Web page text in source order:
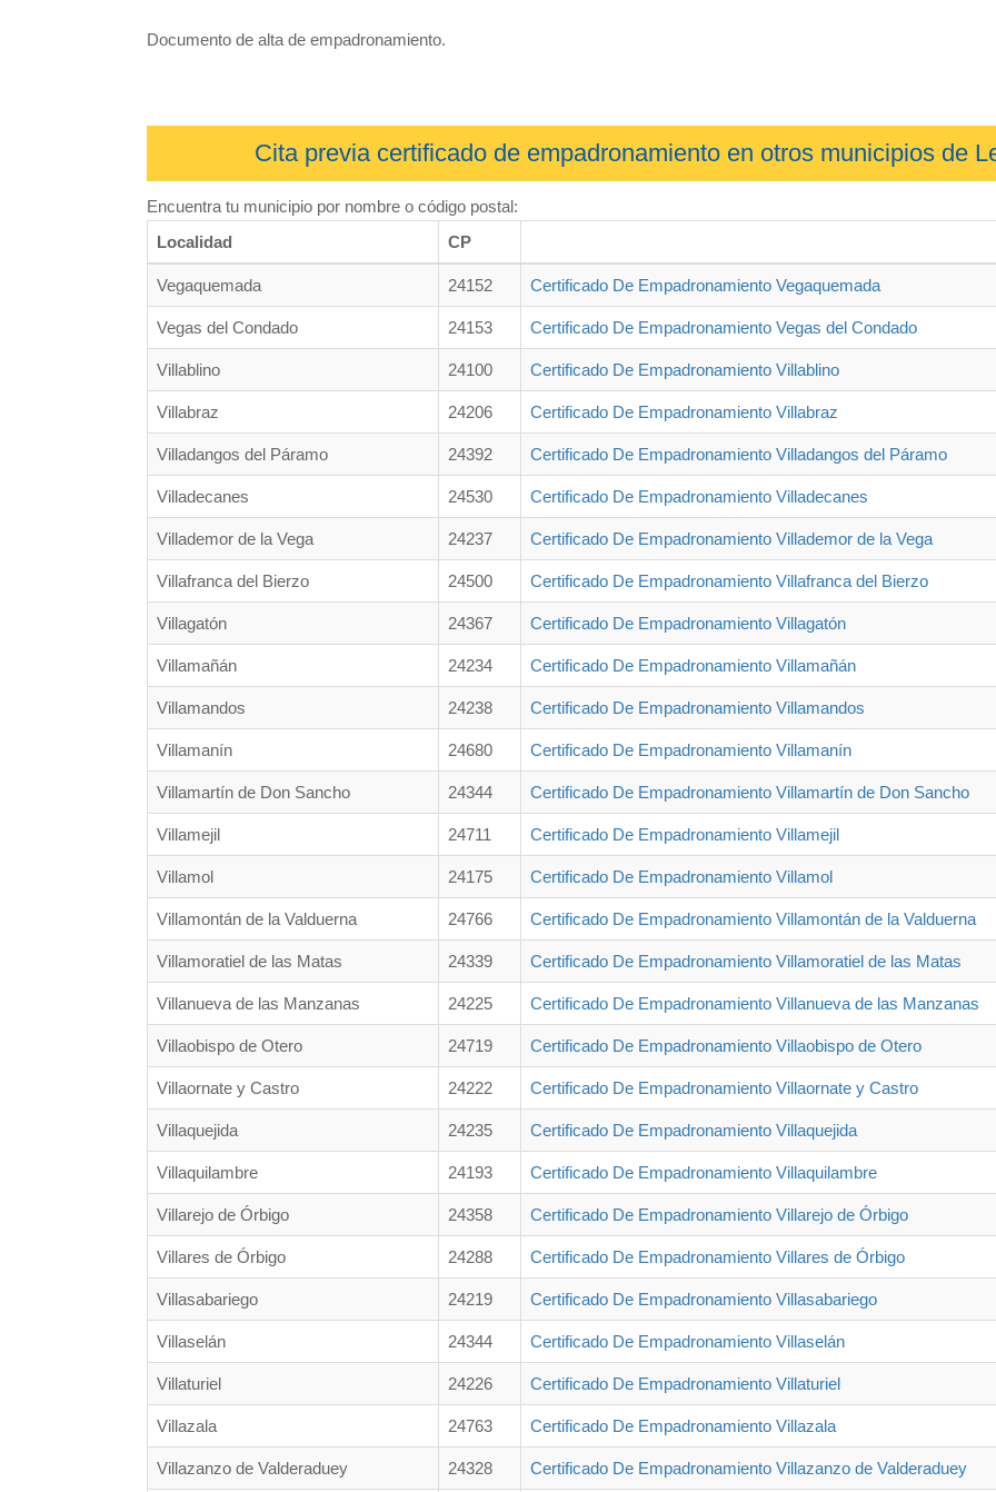
Documento de alta de empadronamiento.
Cita previa certificado de empadronamiento en otros municipios de
Encuentra tu municipio por nombre o código postal:
Localidad
CP
Vegaquemada 24152 Certificado De Empadronamiento Vegaquemada
Vegas del Condado 24153 Certificado De Empadronamiento Vegas del Condado
Villablino 24100 Certificado De Empadronamiento Villablino
Villabraz 24206 Certificado De Empadronamiento Villabraz
Villadangos del Páramo 24392 Certificado De Empadronamiento Villadangos del Páramo
Villadecanes 24530 Certificado De Empadronamiento Villadecanes
Villademor de la Vega 24237 Certificado De Empadronamiento Villademor de la Vega
Villafranca del Bierzo 24500 Certificado De Empadronamiento Villafranca del Bierzo
Villagatón 24367 Certificado De Empadronamiento Villagatón
Villamañán 24234 Certificado De Empadronamiento Villamañán
Villamandos 24238 Certificado De Empadronamiento Villamandos
Villamanín 24680 Certificado De Empadronamiento Villamanín
Villamartín de Don Sancho 24344 Certificado De Empadronamiento Villamartín de Don Sancho
Villamejil 24711 Certificado De Empadronamiento Villamejil
Villamol 24175 Certificado De Empadronamiento Villamol
Villamontán de la Valduerna 24766 Certificado De Empadronamiento Villamontán de la Valduerna
Villamoratiel de las Matas 24339 Certificado De Empadronamiento Villamoratiel de las Matas
Villanueva de las Manzanas 24225 Certificado De Empadronamiento Villanueva de las Manzanas
Villaobispo de Otero 24719 Certificado De Empadronamiento Villaobispo de Otero
Villaornate y Castro 24222 Certificado De Empadronamiento Villaornate y Castro
Villaquejida 24235 Certificado De Empadronamiento Villaquejida
Villaquilambre 24193 Certificado De Empadronamiento Villaquilambre
Villarejo de Órbigo 24358 Certificado De Empadronamiento Villarejo de Órbigo
Villares de Órbigo 24288 Certificado De Empadronamiento Villares de Órbigo
Villasabariego 24219 Certificado De Empadronamiento Villasabariego
Villaselán 24344 Certificado De Empadronamiento Villaselán
Villaturiel 24226 Certificado De Empadronamiento Villaturiel
Villazala 24763 Certificado De Empadronamiento Villazala
Villazanzo de Valderaduey 24328 Certificado De Empadronamiento Villazanzo de Valderaduey